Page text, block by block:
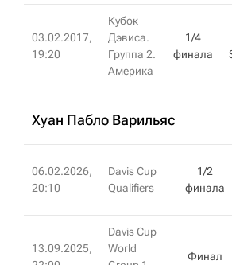
03.02.2017,
19:20
Кубок
Дэвиса.
Группа 2.
Америка
1/4
финала
Хуан Пабло Варильяс
06.02.2026,
20:10
Davis Cup
Qualifiers
1/2
финала
13.09.2025,
Davis Cup
World
Финал